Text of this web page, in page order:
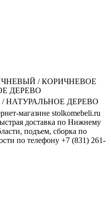
/ КОРИЧНЕВОЕ
ДЕРЕВО
НАТУРАЛЬНОЕ ДЕРЕВО
магазине stolkomebeli.ru
доставка по Нижнему
подъем, сборка по
по телефону +7 (831) 261-